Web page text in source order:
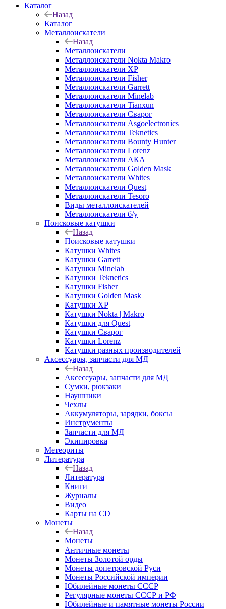
Каталог
Назад
Каталог
Металлоискатели
Назад
Металлоискатели
Металлоискатели Nokta Makro
Металлоискатели XP
Металлоискатели Fisher
Металлоискатели Garrett
Металлоискатели Minelab
Металлоискатели Tianxun
Металлоискатели Сварог
Металлоискатели Asgoelectronics
Металлоискатели Teknetics
Металлоискатели Bounty Hunter
Металлоискатели Lorenz
Металлоискатели АКА
Металлоискатели Golden Mask
Металлоискатели Whites
Металлоискатели Quest
Металлоискатели Tesoro
Виды металлоискателей
Металлоискатели б/у
Поисковые катушки
Назад
Поисковые катушки
Катушки Whites
Катушки Garrett
Катушки Minelab
Катушки Teknetics
Катушки Fisher
Катушки Golden Mask
Катушки XP
Катушки Nokta | Makro
Катушки для Quest
Катушки Сварог
Катушки Lorenz
Катушки разных производителей
Аксессуары, запчасти для МД
Назад
Аксессуары, запчасти для МД
Сумки, рюкзаки
Наушники
Чехлы
Аккумуляторы, зарядки, боксы
Инструменты
Запчасти для МД
Экипировка
Метеориты
Литература
Назад
Литература
Книги
Журналы
Видео
Карты на CD
Монеты
Назад
Монеты
Античные монеты
Монеты Золотой орды
Монеты допетровской Руси
Монеты Российской империи
Юбилейные монеты СССР
Регулярные монеты СССР и РФ
Юбилейные и памятные монеты России